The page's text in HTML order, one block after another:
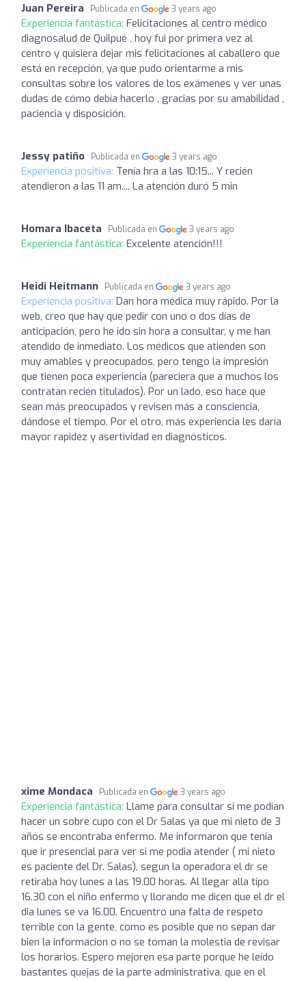
Juan Pereira Publicada en 3 years ago
Experiencia fantástica: Felicitaciones al centro médico
diagnosalud de Quilpué , hoy fui por primera vez al
centro y quisiera dejar mis felicitaciones al caballero que
está en recepción, ya que pudo orientarme a mis
consultas sobre los valores de los exámenes y ver unas
dudas de cómo debía hacerlo , gracias por su amabilidad ,
paciencia y disposición.
Jessy patiño Publicada en 3 years ago
Experiencia positiva: Tenía hra a las 10:15... Y recién
atendieron a las 11 am.... La atención duró 5 min
Homara Ibaceta Publicada en 3 years ago
Experiencia fantástica: Excelente atención!!!
Heidi Heitmann Publicada en 3 years ago
Experiencia positiva: Dan hora médica muy rápido. Por la
web, creo que hay que pedir con uno o dos días de
anticipación, pero he ido sin hora a consultar, y me han
atendido de inmediato. Los médicos que atienden son
muy amables y preocupados, pero tengo la impresión
que tienen poca experiencia (pareciera que a muchos los
contratan recién titulados). Por un lado, eso hace que
sean más preocupados y revisen más a consciencia,
dándose el tiempo. Por el otro, más experiencia les daría
mayor rapidez y asertividad en diagnósticos.
xime Mondaca Publicada en 3 years ago
Experiencia fantástica: Llame para consultar si me podian
hacer un sobre cupo con el Dr Salas ya que mi nieto de 3
años se encontraba enfermo. Me informaron que tenia
que ir presencial para ver si me podia atender ( mi nieto
es paciente del Dr. Salas), segun la operadora el dr se
retiraba hoy lunes a las 19.00 horas. Al llegar alla tipo
16.30 con el niño enfermo y llorando me dicen que el dr el
dia lunes se va 16.00. Encuentro una falta de respeto
terrible con la gente, como es posible que no sepan dar
bien la informacion o no se toman la molestia de revisar
los horarios. Espero mejoren esa parte porque he leído
bastantes quejas de la parte administrativa, que en el